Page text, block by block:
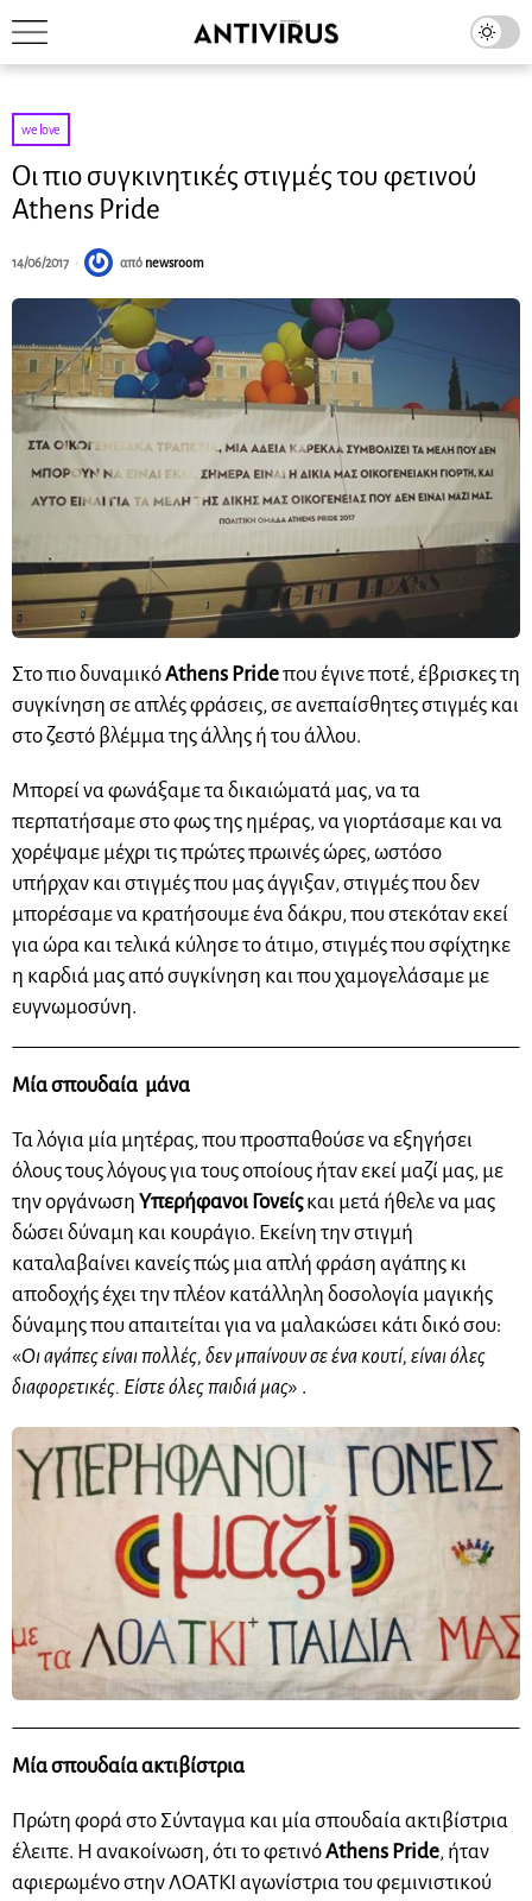
we love
Οι πιο συγκινητικές στιγμές του φετινού
Athens Pride
14/06/2017 από newsroom
Στο πιο δυναμικόAthens Prideπου έγινε ποτέ, έβρισκες τη
συγκίνηση σε απλές φράσεις, σε ανεπαίσθητες στιγμές και
στο ζεστό βλέμμα της άλλης ή του άλλου.
Μπορεί να φωνάξαμε τα δικαιώματά μας, να τα
περπατήσαμε στο φως της ημέρας, να γιορτάσαμε και να
χορέψαμε μέχρι τις πρώτες πρωινές ώρες, ωστόσο
υπήρχαν και στιγμές που μας άγγιξαν, στιγμές που δεν
μπορέσαμε να κρατήσουμε ένα δάκρυ, που στεκόταν εκεί
για ώρα και τελικά κύλησε το άτιμο, στιγμές που σφίχτηκε
η καρδιά μας από συγκίνηση και που χαμογελάσαμε με
ευγνωμοσύνη.
Μία σπουδαία μάνα
Τα λόγια μία μητέρας, που προσπαθούσε να εξηγήσει
όλους τους λόγους για τους οποίους ήταν εκεί μαζί μας, με
την οργάνωση Υπερήφανοι Γονείςκαι μετά ήθελε να μας
δώσει δύναμη και κουράγιο. Εκείνη την στιγμή
καταλαβαίνει κανείς πώς μια απλή φράση αγάπης κι
αποδοχής έχει την πλέον κατάλληλη δοσολογία μαγικής
δύναμης που απαιτείται για να μαλακώσει κάτι δικό σου:
«Οι αγάπες είναι πολλές, δεν μπαίνουν σε ένα κουτί, είναι όλες
διαφορετικές. Είστε όλες παιδιά μας» .
Μία σπουδαία ακτιβίστρια
Πρώτη φορά στο Σύνταγμα και μία σπουδαία ακτιβίστρια
έλειπε. Η ανακοίνωση, ότι το φετινόAthens Pride, ήταν
αφιερωμένο στην ΛΟΑΤΚΙ αγωνίστρια του φεμινιστικού